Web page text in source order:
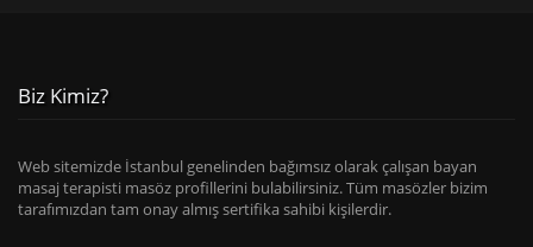
Biz Kimiz?
Web sitemizde İstanbul genelinden bağımsız olarak çalışan bayan
masaj terapisti masöz profillerini bulabilirsiniz. Tüm masözler bizim
tarafımızdan tam onay almış sertifika sahibi kişilerdir.